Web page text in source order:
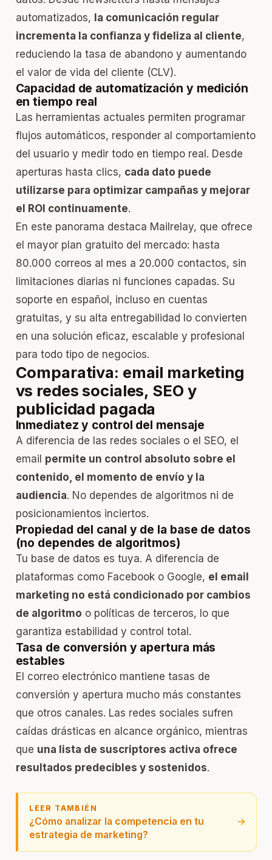
automatizados, la comunicación regular
incrementa la confianza y fideliza al cliente,
reduciendo la tasa de abandono y aumentando
el valor de vida del cliente (CLV).
Capacidad de automatización y medición
en tiempo real
Las herramientas actuales permiten programar
flujos automáticos, responder al comportamiento
del usuario y medir todo en tiempo real. Desde
aperturas hasta clics, cada dato puede
utilizarse para optimizar campañas y mejorar
el ROI continuamente.
En este panorama destaca Mailrelay, que ofrece
el mayor plan gratuito del mercado: hasta
80.000 correos al mes a 20.000 contactos, sin
limitaciones diarias ni funciones capadas. Su
soporte en español, incluso en cuentas
gratuitas, y su alta entregabilidad lo convierten
en una solución eficaz, escalable y profesional
para todo tipo de negocios.
Comparativa: email marketing
vs redes sociales, SEO y
publicidad pagada
Inmediatez y control del mensaje
A diferencia de las redes sociales o el SEO, el
email permite un control absoluto sobre el
contenido, el momento de envío y la
audiencia. No dependes de algoritmos ni de
posicionamientos inciertos.
Propiedad del canal y de la base de datos
(no dependes de algoritmos)
Tu base de datos es tuya. A diferencia de
plataformas como Facebook o Google, el email
marketing no está condicionado por cambios
de algoritmo o políticas de terceros, lo que
garantiza estabilidad y control total.
Tasa de conversión y apertura más
estables
El correo electrónico mantiene tasas de
conversión y apertura mucho más constantes
que otros canales. Las redes sociales sufren
caídas drásticas en alcance orgánico, mientras
que una lista de suscriptores activa ofrece
resultados predecibles y sostenidos.
LEER TAMBIÉN
¿Cómo analizar la competencia en tu
estrategia de marketing?
→